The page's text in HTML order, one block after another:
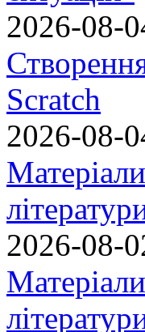
2026-08-
Scratch
2026-08-
2026-08-